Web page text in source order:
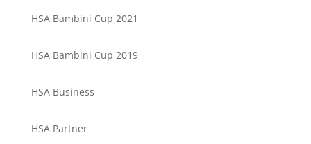
HSA Bambini Cup 2021
HSA Bambini Cup 2019
HSA Business
HSA Partner